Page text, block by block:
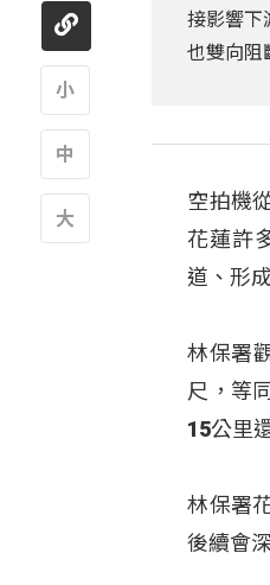
接影響下
也雙向阻
空拍機
花蓮許
道、形
林保署
尺，等
15公里
林保署
後續會